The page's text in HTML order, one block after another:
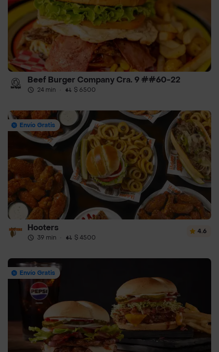
Beef Burger Company Cra. 9 ##60-22
24 min · $ 6500
Envío Gratis
Hooters
39 min · $ 4500
4.6
Envío Gratis